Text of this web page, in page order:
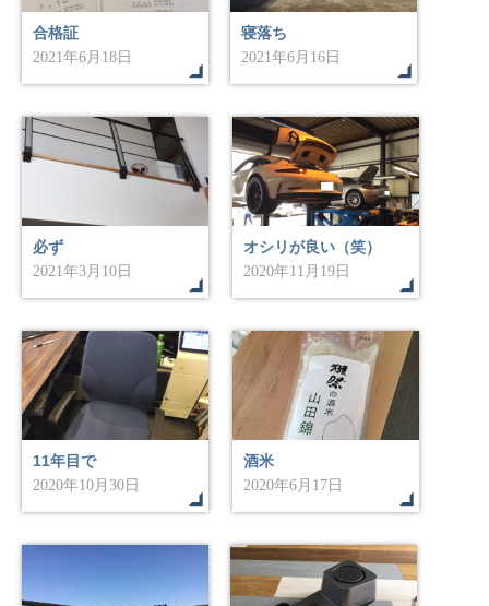
合格証
2021年6月18日
寝落ち
2021年6月16日
必ず
2021年3月10日
オシリが良い（笑）
2020年11月19日
11年目で
2020年10月30日
酒米
2020年6月17日